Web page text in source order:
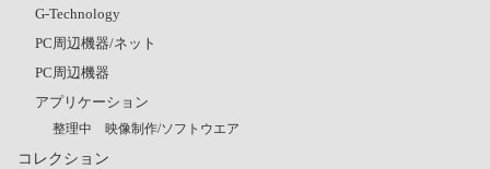
G-Technology
PC周辺機器/ネット
PC周辺機器
アプリケーション
整理中 映像制作/ソフトウエア
コレクション